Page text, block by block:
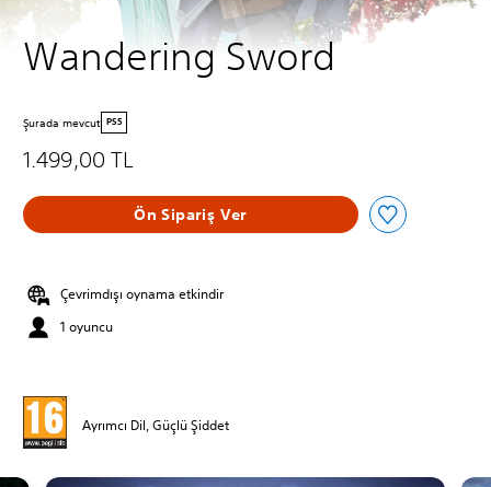
Wandering Sword
Şurada mevcut PS5
1.499,00 TL
Ön Sipariş Ver
Çevrimdışı oynama etkindir
1 oyuncu
Ayrımcı Dil, Güçlü Şiddet